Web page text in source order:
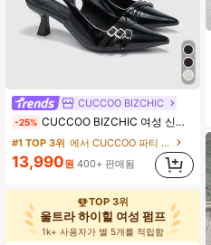
CUCCOO BIZCHIC
-25% CUCCOO BIZCHIC 여성 신발 여성용 뾰족한 발가락, 얇은 하이힐, 블랙 멀티 스트랩 백 스트랩 우아한 우아한 출퇴근 여성용 하이힐 신발, 슬링백 신발, 일상적인 다용도 작업 및 쇼핑 여성용 신발에 적합
#1 TOP 3위 에서 CUCCOO 파티 신발 .
13,990원 400+ 판매됨
TOP 3위
울트라 하이힐 여성 펌프
1k+ 사용자가 별 5개를 적립함